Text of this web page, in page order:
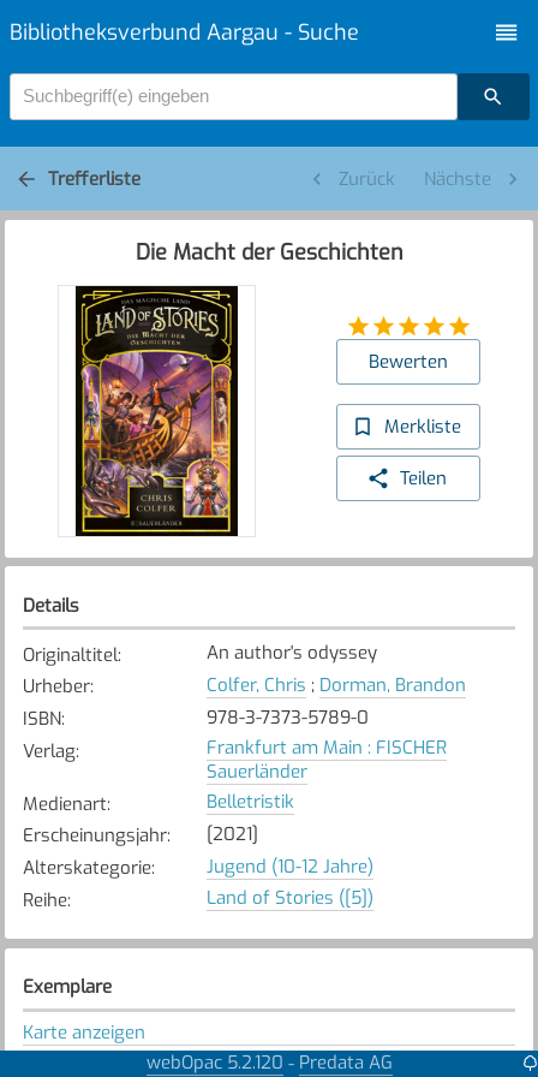
Bibliotheksverbund Aargau - Suche
Suchbegriff(e) eingeben
Trefferliste Zurück Nächste
Die Macht der Geschichten
Bewerten
Merkliste
Teilen
Details
Originaltitel:
An author's odyssey
Urheber: Colfer, Chris ; Dorman, Brandon
ISBN:
978-3-7373-5789-0
Verlag:
Frankfurt am Main : FISCHER
Sauerländer
Medienart:
Belletristik
Erscheinungsjahr:
[2021]
Alterskategorie:
Jugend (10-12 Jahre)
Reihe: Land of Stories ([5])
Exemplare
Karte anzeigen
Bremgarten
webOpac 5.2.120 - Predata AG